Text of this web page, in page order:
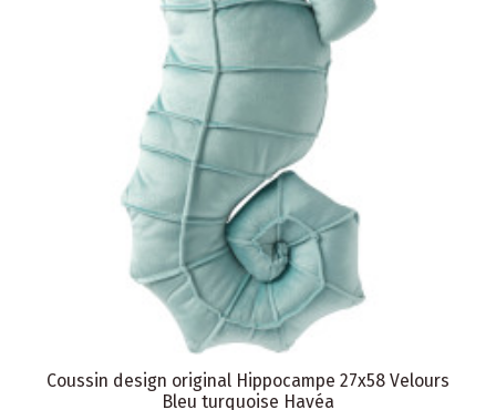
Coussin design original Hippocampe 27x58 Velours
Bleu turquoise Havéa